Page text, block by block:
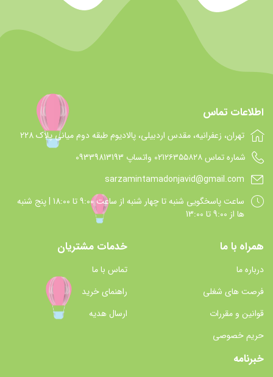
اطلاعات تماس
تهران، زعفرانیه، مقدس اردبیلی، پالادیوم طبقه دوم میانی پلاک 228
شماره تماس 021۲۶۳۵۵۸۲۸ واتساپ 09339813193
sarzamintamadonjavid@gmail.com
ساعت پاسخگويي شنبه تا چهار شنبه از ساعت 9:00 تا 18:00 | پنج شنبه
ها از 9:00 تا 13:00
همراه با ما
درباره ما
فرصت های شغلی
قوانین و مقررات
حریم خصوصی
خدمات مشتریان
تماس با ما
راهنمای خرید
ارسال هدیه
خبرنامه